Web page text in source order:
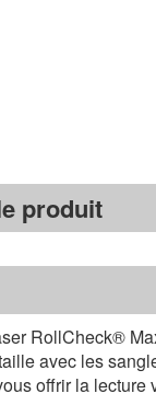
produit
RollCheck®
avec les
offrir la lecture